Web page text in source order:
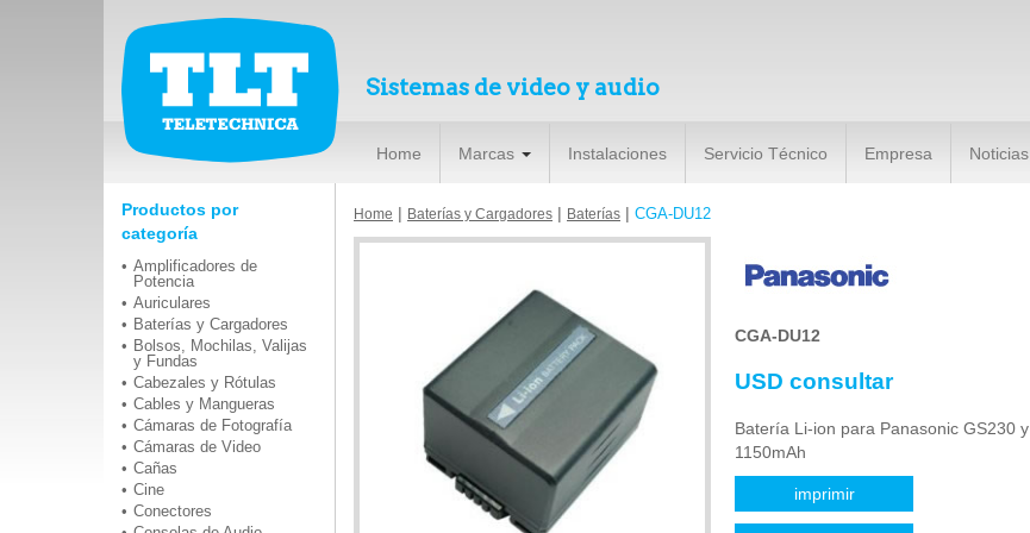
Sistemas de video y audio
Home Marcas Instalaciones Servicio Técnico Empresa Noticias
Productos por
categoría
Amplificadores de
Potencia
Auriculares
Baterías y Cargadores
Bolsos, Mochilas, Valijas
y Fundas
Cabezales y Rótulas
Cables y Mangueras
Cámaras de Fotografía
Cámaras de Video
Cañas
Cine
Conectores
Home | Baterías y Cargadores | Baterías | CGA-DU12
CGA-DU12
USD consultar
Batería Li-ion para Panasonic GS230
1150mAh
imprimir